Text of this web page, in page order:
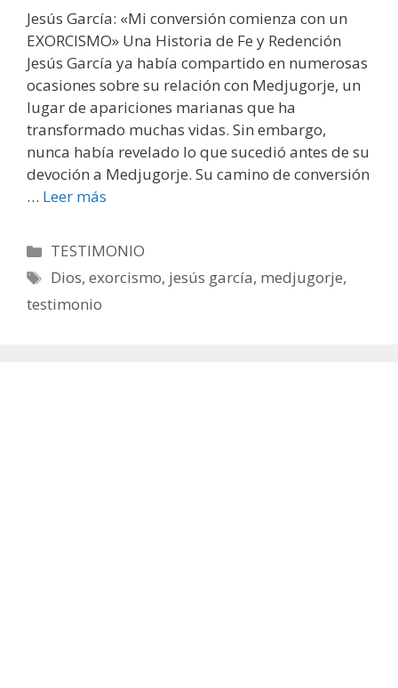
Jesús García: «Mi conversión comienza con un
EXORCISMO» Una Historia de Fe y Redención
Jesús García ya había compartido en numerosas
ocasiones sobre su relación con Medjugorje, un
lugar de apariciones marianas que ha
transformado muchas vidas. Sin embargo,
nunca había revelado lo que sucedió antes de su
devoción a Medjugorje. Su camino de conversión
… Leer más
Categorías
TESTIMONIO
Etiquetas
Dios,exorcismo, jesús garcía, medjugorje,
testimonio